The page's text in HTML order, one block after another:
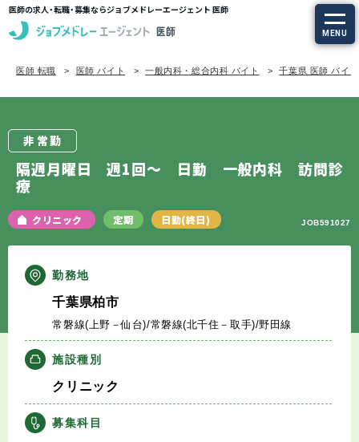
医師の求人・転職・募集ならジョブメドレーエージェント 医師
MENU
求人を探す
定期非常勤の求人
エージェントサービスTOP
サービスの流れ
医師の求人・転職Q&A
医師 転職 医師 バイト 一般内科・総合内科 バイト 千葉県 医師 バイト
非常勤
隔週月曜日 週1回～ 日勤 一般内科 訪問診
療
クリニック 定期 日勤(終日) JOB591027
勤務地
千葉県柏市
常磐線(上野－仙台)/常磐線(北千住－取手)/野田線
施設種別
クリニック
募集科目